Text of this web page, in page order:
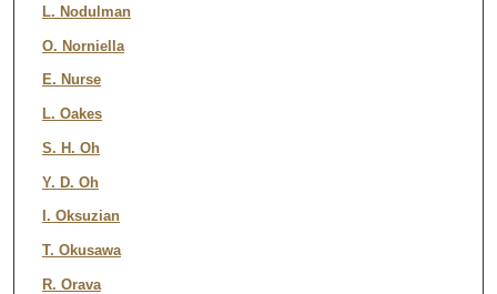
L. Nodulman
O. Norniella
E. Nurse
L. Oakes
S. H. Oh
Y. D. Oh
I. Oksuzian
T. Okusawa
R. Orava